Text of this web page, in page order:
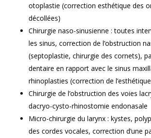
otoplastie (correction esthétique des
décollées)
Chirurgie naso-sinusienne : toutes
les sinus, correction de l’obstruction
(septoplastie, chirurgie des cornets),
dentaire en rapport avec le sinus
rhinoplasties (correction de
Chirurgie de l’obstruction des voies
dacryo-cysto-rhinostomie endonasale
Micro-chirurgie du larynx : kystes,
des cordes vocales, correction d’une